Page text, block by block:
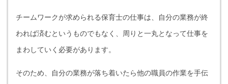
チームワークが求められる保育士の仕事は、自分の業務が終
われば済むというものでもなく、周りと一丸となって仕事を
まわしていく必要があります。
そのため、自分の業務が落ち着いたら他の職員の作業を手伝